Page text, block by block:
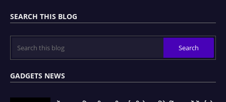
SEARCH THIS BLOG
GADGETS NEWS